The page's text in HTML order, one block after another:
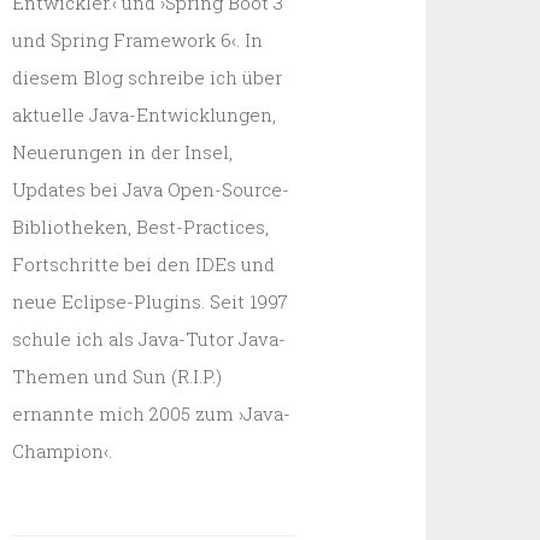
und Spring Framework 6‹. In
diesem Blog schreibe ich über
aktuelle Java-Entwicklungen,
Neuerungen in der Insel,
Updates bei Java Open-Source-
Bibliotheken, Best-Practices,
Fortschritte bei den IDEs und
neue Eclipse-Plugins. Seit 1997
schule ich als Java-Tutor Java-
Themen und Sun (R.I.P.)
ernannte mich 2005 zum ›Java-
Champion‹.